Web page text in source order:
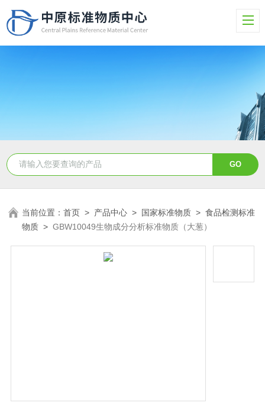
当前位置：首页 > 产品中心 > 国家标准物质 >食品检测标准
物质 >GBW10049生物成分分析标准物质（大葱）